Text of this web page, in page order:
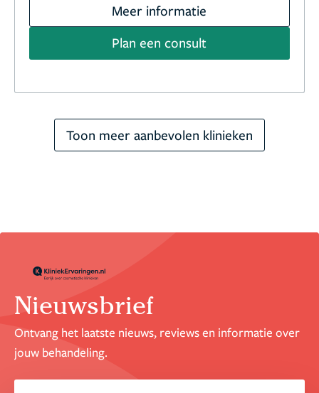
Meer informatie
Plan een consult
Toon meer aanbevolen klinieken
Nieuwsbrief
Ontvang het laatste nieuws, reviews en informatie over
jouw behandeling.